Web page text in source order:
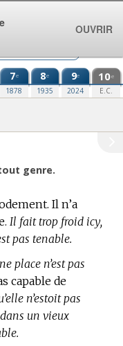
7e
1878
8e
1935
9e
2024
10e
E.C.
genre.
Il n’a
Il fait trop froid icy,
pas tenable.
place n’est pas
capable de
n’estoit pas
un vieux
OUVRIR